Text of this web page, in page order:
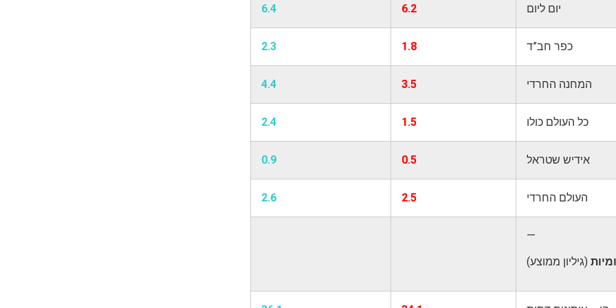
יום ליום 6.2
6.4
כפר חב”ד 1.8
2.3
המחנה החרדי 3.5
4.4
כל העולם כולו 1.5
2.4
אידיש שטראל 0.5
0.9
העולם החרדי 2.5
2.6
—
(גיליון ממוצע)